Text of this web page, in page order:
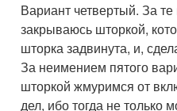
Вариант четвертый. За
закрываюсь шторкой,
шторка задвинута, и,
За неимением пятого
шторкой жмуримся от
дел, ибо тогда не только